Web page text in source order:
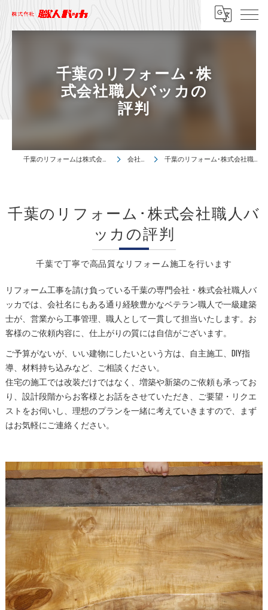
千葉のリフォーム･株
式会社職人バッカの
評判
千葉のリフォームは株式会社職人バッカ 会社概要 千葉のリフォーム･株式会社職人バッカの評判
千葉で丁寧で高品質なリフォーム施工を行います
千葉のリフォーム･株式会社職人バ
ッカの評判
リフォーム工事を請け負っている千葉の専門会社・株式会社職人バ
ッカでは、会社名にもある通り経験豊かなベテラン職人で一級建築
士が、営業から工事管理、職人として一貫して担当いたします。お
客様のご依頼内容に、仕上がりの質には自信がございます。
ご予算がないが、いい建物にしたいという方は、自主施工、DIY指
導、材料持ち込みなど、ご相談ください。
住宅の施工では改装だけではなく、増築や新築のご依頼も承ってお
り、設計段階からお客様とお話をさせていただき、ご要望・リクエ
ストをお伺いし、理想のプランを一緒に考えていきますので、まず
はお気軽にご連絡ください。